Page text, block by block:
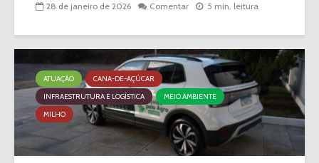
28 de janeiro de 2026 Comentar 5 min. leitura
ATUAÇÃO
CANA-DE-AÇÚCAR
INFRAESTRUTURA E LOGÍSTICA
MEIO AMBIENTE
MILHO